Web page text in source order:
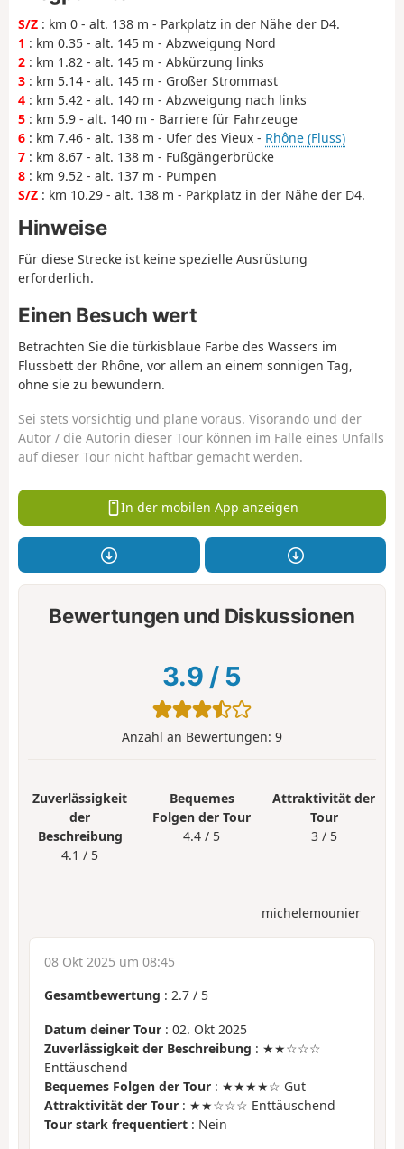
S/Z : km 0 - alt. 138 m - Parkplatz in der Nähe der D4.
1 : km 0.35 - alt. 145 m - Abzweigung Nord
2 : km 1.82 - alt. 145 m - Abkürzung links
3 : km 5.14 - alt. 145 m - Großer Strommast
4 : km 5.42 - alt. 140 m - Abzweigung nach links
5 : km 5.9 - alt. 140 m - Barriere für Fahrzeuge
6 : km 7.46 - alt. 138 m - Ufer des Vieux - Rhône (Fluss)
7 : km 8.67 - alt. 138 m - Fußgängerbrücke
8 : km 9.52 - alt. 137 m - Pumpen
S/Z : km 10.29 - alt. 138 m - Parkplatz in der Nähe der D4.
Hinweise
Für diese Strecke ist keine spezielle Ausrüstung
erforderlich.
Einen Besuch wert
Betrachten Sie die türkisblaue Farbe des Wassers im
Flussbett der Rhône, vor allem an einem sonnigen Tag,
ohne sie zu bewundern.
Sei stets vorsichtig und plane voraus. Visorando und der
Autor / die Autorin dieser Tour können im Falle eines Unfalls
auf dieser Tour nicht haftbar gemacht werden.
In der mobilen App anzeigen
Bewertungen und Diskussionen
3.9 / 5
Anzahl an Bewertungen: 9
Zuverlässigkeit
der
Beschreibung
4.1 / 5
Bequemes
Folgen der Tour
4.4 / 5
Attraktivität der
Tour
3 / 5
michelemounier
08 Okt 2025 um 08:45
Gesamtbewertung : 2.7 / 5
Datum deiner Tour : 02. Okt 2025
Zuverlässigkeit der Beschreibung : ★★☆☆☆
Enttäuschend
Bequemes Folgen der Tour : ★★★★☆ Gut
Attraktivität der Tour : ★★☆☆☆ Enttäuschend
Tour stark frequentiert : Nein